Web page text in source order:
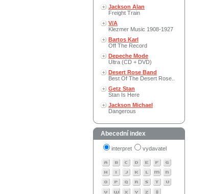
Jackson Alan
Freight Train
V/A
Klezmer Music 1908-1927
Bartos Karl
Off The Record
Depeche Mode
Ultra (CD + DVD)
Desert Rose Band
Best Of The Desert Rose..
Getz Stan
Stan Is Here
Jackson Michael
Dangerous
Abecední index
interpret vydavatel